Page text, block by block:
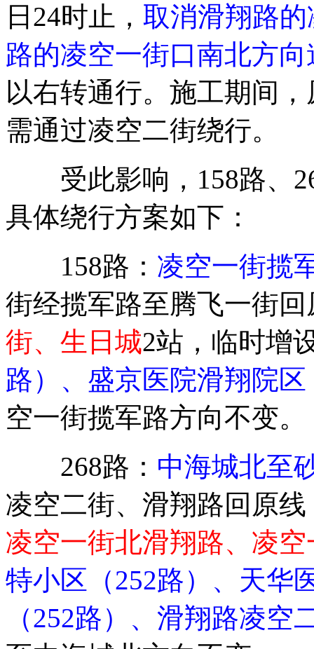
日24时止， 取消滑翔路
路的凌空一街口南北方
以右转通行。施工期间
需通过凌空二街绕行。
受此影响，158路、
具体绕行方案如下：
158路： 凌空一街揽
街经揽军路至腾飞一街
街、生日城2站，临时增
路）、盛京医院滑翔院区
空一街揽军路方向不变。
268路： 中海城北至
凌空二街、滑翔路回原
凌空一街北滑翔路、凌
特小区（252路）、天华
（252路）、滑翔路凌空